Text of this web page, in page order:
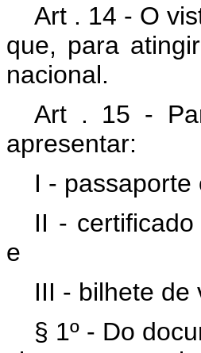
Art . 14 - O
que, para
nacional.
Art . 15 -
apresentar:
I -
II -
e
III - bilhete de
§ 1º - Do